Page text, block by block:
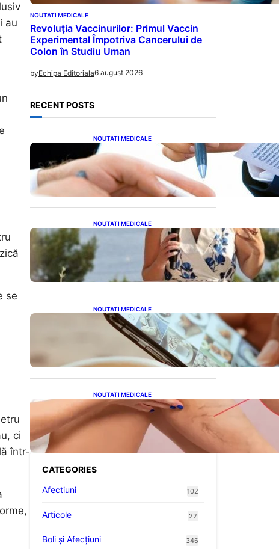
au
se
ci
într-
NOUTATI MEDICALE
Revoluția Vaccinurilor: Primul Vaccin
Experimental Împotriva Cancerului de
Colon în Studiu Uman
byEchipa Editoriala6 august 2026
RECENT POSTS
NOUTATI MEDICALE
Acordul României cu Banca
Mondială: O Analiză
Detaliată a Împrumutului și
Condițiilor Impuse
NOUTATI MEDICALE
Nașterea prințesei Eugenie
la Lisabona: O alegere plină
de semnificație pentru
familia regală britanică
NOUTATI MEDICALE
Revoluția Bateriilor pentru
Telefoane: Avantaje,
Provocări și Viitorul
Tehnologiei Energetice
NOUTATI MEDICALE
Varicele și Umflarea
Picioarelor pe Caniculă:
Înțelegerea Simptomelor și
Măsurilor de Prevenție
CATEGORIES
Afectiuni
102
Articole 22
Boli și Afecțiuni 346